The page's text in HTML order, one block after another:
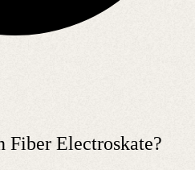
Fiber Electroskate?